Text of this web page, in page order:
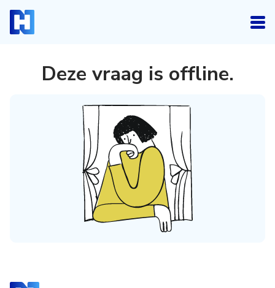
Deze vraag is offline.
Inloggen
Heb je een account? Log dan in.
Login
Account aanmaken
Heb je nog geen account, maar wil je die graag